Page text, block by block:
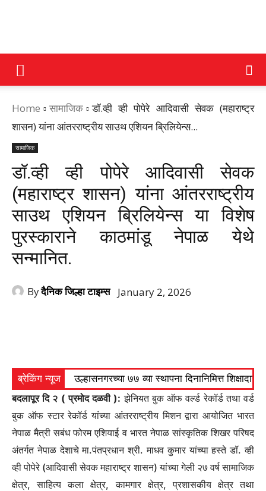
DAINIK
JILHA
Home सामाजिक
डॉ.व्ही व्ही पोपेरे आदिवासी सेवक (महाराष्ट्र
शासन) यांना आंतरराष्ट्रीय साउथ एशियन ब्रिलियेन्स...
सामाजिक
डॉ.व्ही व्ही पोपेरे आदिवासी सेवक
(महाराष्ट्र शासन) यांना आंतरराष्ट्रीय
साउथ एशियन ब्रिलियेन्स या विशेष
पुरस्काराने काठमांडू नेपाळ येथे
सन्मानित.
Byदैनिक जिल्हा टाइम्स January 2, 2026
ब्रेकिंग न्यूज उल्हासनगरच्या ७७ व्या स्थापना दिनानिमित्त
बदलापूर दि २ ( प्रमोद दळवी ): झेनियत बुक ऑफ वर्ल्ड रेकॉर्ड तथा वर्ड
बुक ऑफ स्टार रेकॉर्ड यांच्या आंतरराष्ट्रीय मिशन द्वारा आयोजित भारत
नेपाळ मैत्री सबंध फोरम एशियाई व भारत नेपाळ सांस्कृतिक शिखर परिषद
अंतर्गत नेपाळ देशाचे मा.पंतप्रधान श्री. माधव कुमार यांच्या हस्ते डॉ. व्ही
व्ही पोपेरे (आदिवासी सेवक महाराष्ट्र शासन) यांच्या गेली २७ वर्ष सामाजिक
क्षेत्र, साहित्य कला क्षेत्र, कामगार क्षेत्र, प्रशासकीय क्षेत्र तथा